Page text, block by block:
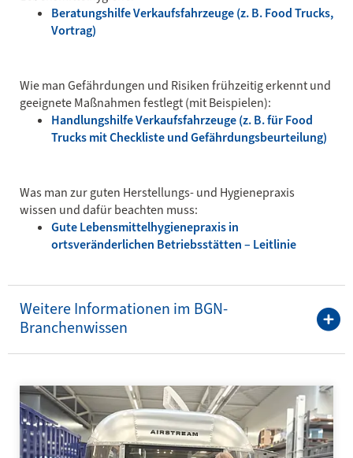
Beratungshilfe Verkaufsfahrzeuge (z. B. Food Trucks,
Vortrag)
Wie man Gefährdungen und Risiken frühzeitig erkennt und
geeignete Maßnahmen festlegt (mit Beispielen):
Handlungshilfe Verkaufsfahrzeuge (z. B. für Food
Trucks mit Checkliste und Gefährdungsbeurteilung)
Was man zur guten Herstellungs- und Hygienepraxis
wissen und dafür beachten muss:
Gute Lebensmittelhygienepraxis in
ortsveränderlichen Betriebsstätten – Leitlinie
Weitere Informationen im BGN-
Branchenwissen